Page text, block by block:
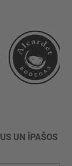
UN ĪPAŠOS